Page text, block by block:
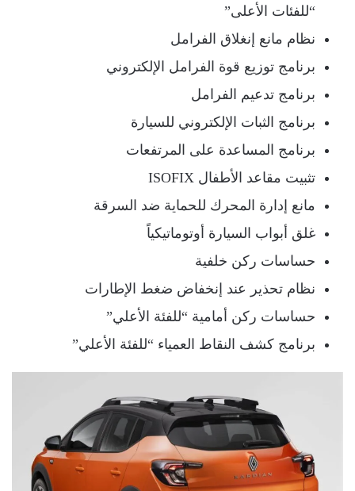
“للفئات الأعلى”
نظام مانع إنغلاق الفرامل
برنامج توزيع قوة الفرامل الإلكتروني
برنامج تدعيم الفرامل
برنامج الثبات الإلكتروني للسيارة
برنامج المساعدة على المرتفعات
تثبيت مقاعد الأطفال ISOFIX
مانع إدارة المحرك للحماية ضد السرقة
غلق أبواب السيارة أوتوماتيكياً
حساسات ركن خلفية
نظام تحذير عند إنخفاض ضغط الإطارات
حساسات ركن أمامية “للفئة الأعلي”
برنامج كشف النقاط العمياء “للفئة الأعلي”